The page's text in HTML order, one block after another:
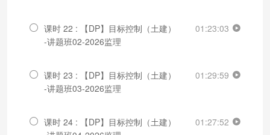
课时 22 : 【DP】目标控制（土建）
-讲题班02-2026监理
01:23:03
课时 23 : 【DP】目标控制（土建）
-讲题班03-2026监理
01:29:59
课时 24 : 【DP】目标控制（土建）
01:27:52